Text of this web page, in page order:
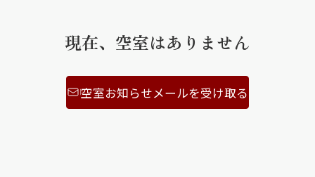
現在、空室はありません
空室お知らせメールを受け取る